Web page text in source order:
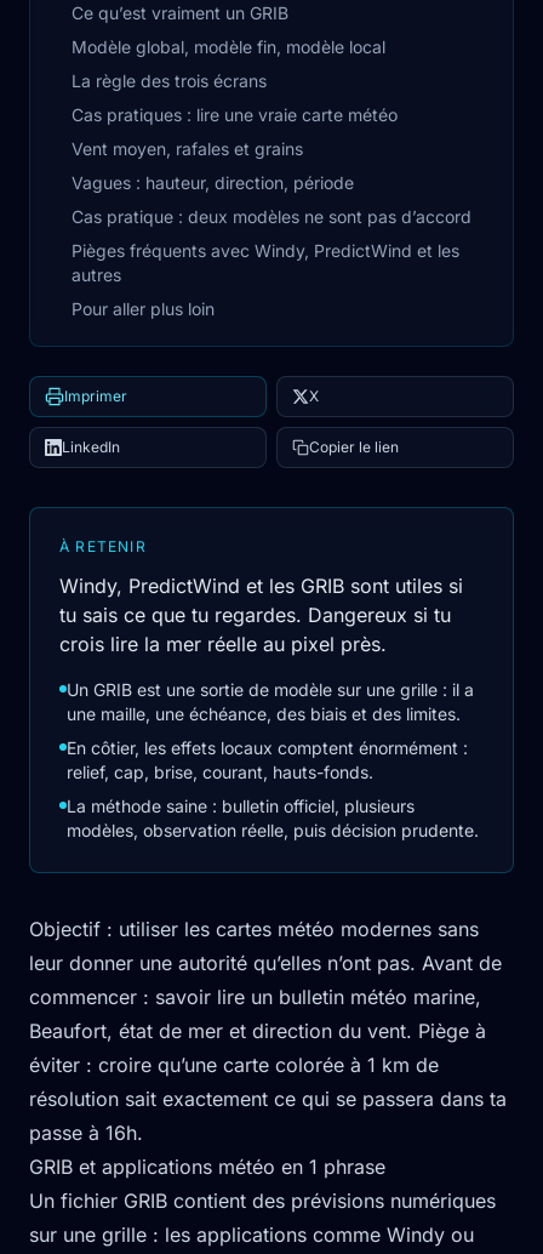
Ce qu’est vraiment un GRIB
Modèle global, modèle fin, modèle local
La règle des trois écrans
Cas pratiques : lire une vraie carte météo
Vent moyen, rafales et grains
Vagues : hauteur, direction, période
Cas pratique : deux modèles ne sont pas d’accord
Pièges fréquents avec Windy, PredictWind et les
autres
Pour aller plus loin
Imprimer X
LinkedIn Copier le lien
À RETENIR
Windy, PredictWind et les GRIB sont utiles si
tu sais ce que tu regardes. Dangereux si tu
crois lire la mer réelle au pixel près.
Un GRIB est une sortie de modèle sur une grille : il a
une maille, une échéance, des biais et des limites.
En côtier, les effets locaux comptent énormément :
relief, cap, brise, courant, hauts-fonds.
La méthode saine : bulletin officiel, plusieurs
modèles, observation réelle, puis décision prudente.
Objectif : utiliser les cartes météo modernes sans
leur donner une autorité qu’elles n’ont pas. Avant de
commencer : savoir lire un bulletin météo marine,
Beaufort, état de mer et direction du vent. Piège à
éviter : croire qu’une carte colorée à 1 km de
résolution sait exactement ce qui se passera dans ta
passe à 16h.
GRIB et applications météo en 1 phrase
Un fichier GRIB contient des prévisions numériques
sur une grille : les applications comme Windy ou